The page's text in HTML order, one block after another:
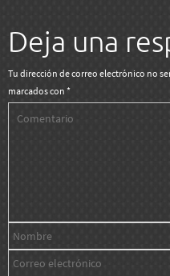
Deja una
Tu dirección de correo electrónico no
marcados con *